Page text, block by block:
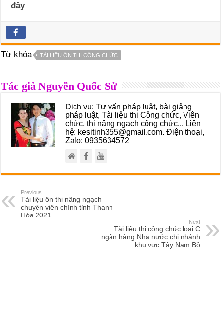
đây
Từ khóa TÀI LIỆU ÔN THI CÔNG CHỨC
Tác giả Nguyễn Quốc Sử
Dịch vụ: Tư vấn pháp luật, bài giảng
pháp luật, Tài liệu thi Công chức, Viên
chức, thi nâng ngạch công chức... Liên
hệ: kesitinh355@gmail.com. Điện thoại,
Zalo: 0935634572
Previous
Tài liệu ôn thi nâng ngạch
chuyên viên chính tỉnh Thanh
Hóa 2021
Next
Tài liệu thi công chức loại C
ngân hàng Nhà nước chi nhánh
khu vực Tây Nam Bộ